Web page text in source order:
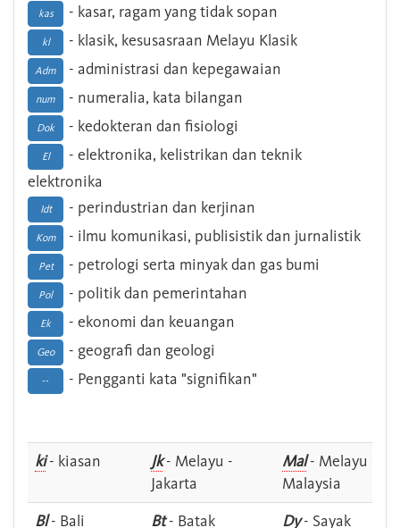
kas - kasar, ragam yang tidak sopan
kl - klasik, kesusasraan Melayu Klasik
Adm - administrasi dan kepegawaian
num - numeralia, kata bilangan
Dok - kedokteran dan fisiologi
El
- elektronika, kelistrikan dan teknik
elektronika
Idt - perindustrian dan kerjinan
Kom - ilmu komunikasi, publisistik dan jurnalistik
Pet - petrologi serta minyak dan gas bumi
Pol - politik dan pemerintahan
Ek - ekonomi dan keuangan
Geo - geografi dan geologi
-- - Pengganti kata "signifikan"
ki- kiasan Jk- Melayu -
Jakarta
Mal- Melayu -
Malaysia
Bl- Bali Bt- Batak Dy- Sayak